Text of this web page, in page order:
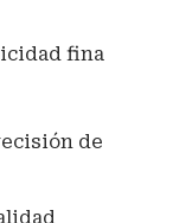
fina
de